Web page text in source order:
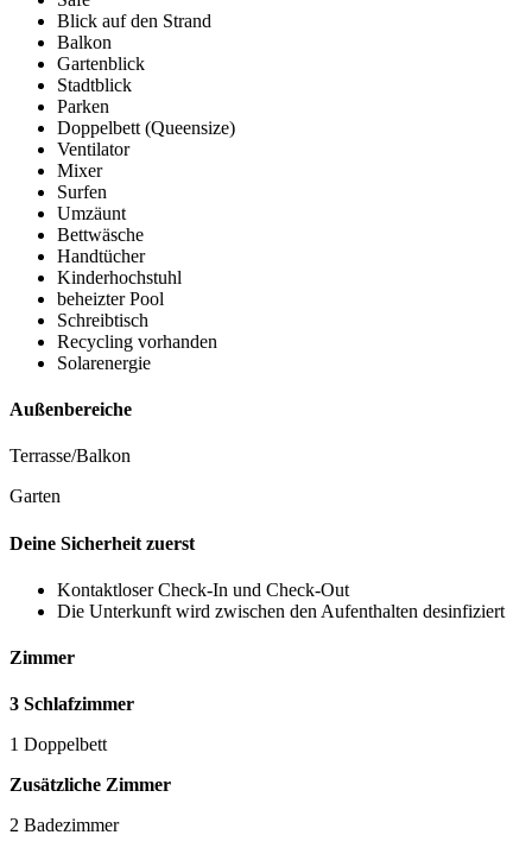
Blick auf den Strand
Balkon
Gartenblick
Stadtblick
Parken
Doppelbett (Queensize)
Ventilator
Mixer
Surfen
Umzäunt
Bettwäsche
Handtücher
Kinderhochstuhl
beheizter Pool
Schreibtisch
Recycling vorhanden
Solarenergie
Außenbereiche
Terrasse/Balkon
Garten
Deine Sicherheit zuerst
Kontaktloser Check-In und Check-Out
Die Unterkunft wird zwischen den Aufenthalten desinfiziert
Zimmer
3 Schlafzimmer
1 Doppelbett
Zusätzliche Zimmer
2 Badezimmer